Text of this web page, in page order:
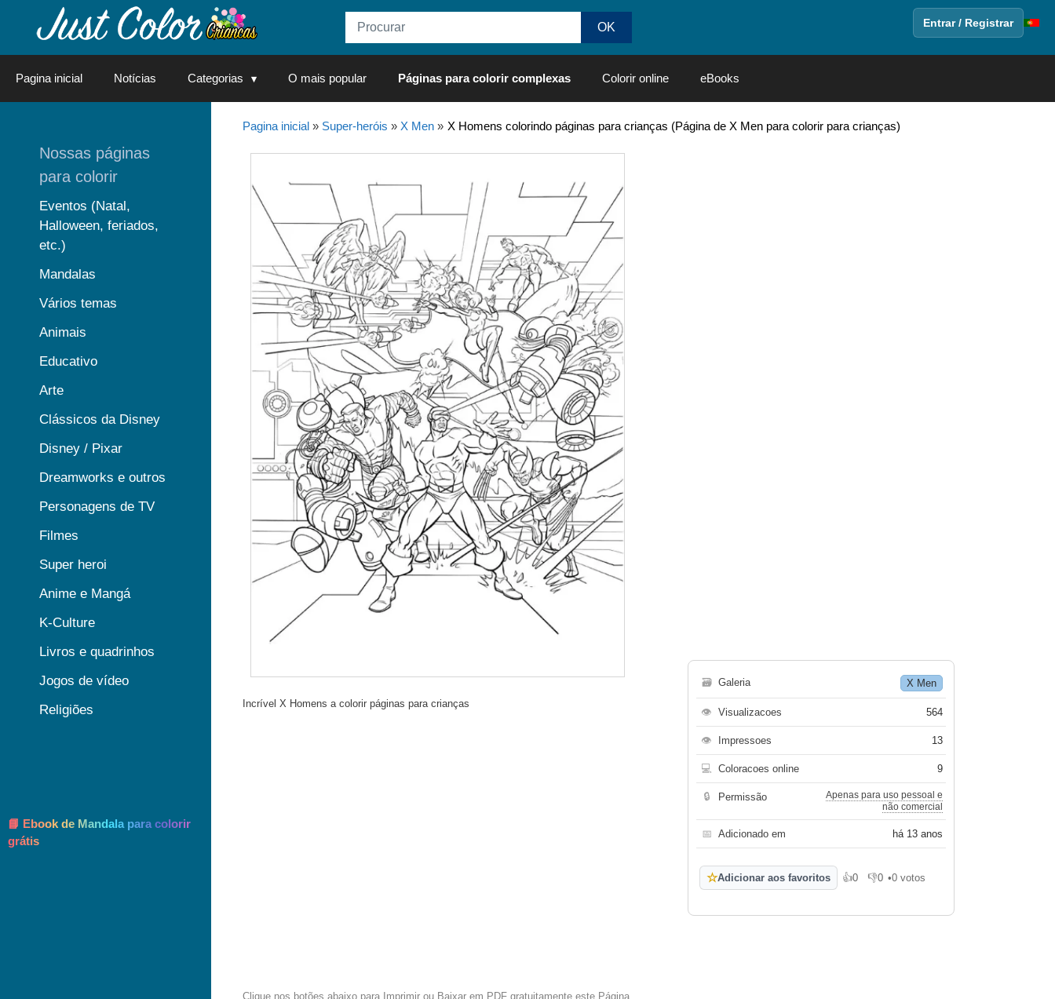
Entrar / Registrar
Pagina inicial Notícias Categorias O mais popular Páginas para colorir complexas Colorir online eBooks
Pagina inicial» Super-heróis » X Men» X Homens colorindo páginas para crianças (Página de X Men para colorir para crianças)
Incrível X Homens a colorir páginas para crianças
Clique nos botões abaixo para Imprimir ou Baixar em PDF gratuitamente este Página
🗃 Galeria X Men
👁 Visualizacoes 564
👁 Impressoes 13
💻 Coloracoes online 9
🔒 Permissão
Apenas para uso pessoal e
não comercial
📅 Adicionado em há 13 anos
☆Adicionar aos favoritos 👍0
Gosto 👎0
Não gosto
•0 votos
Nossas páginas
para colorir
Eventos (Natal,
Halloween, feriados,
etc.)
Mandalas
Vários temas
Animais
Educativo
Arte
Clássicos da Disney
Disney / Pixar
Dreamworks e outros
Personagens de TV
Filmes
Super heroi
Anime e Mangá
K-Culture
Livros e quadrinhos
Jogos de vídeo
Religiões
📘 Ebook de Mandala para colorir
grátis